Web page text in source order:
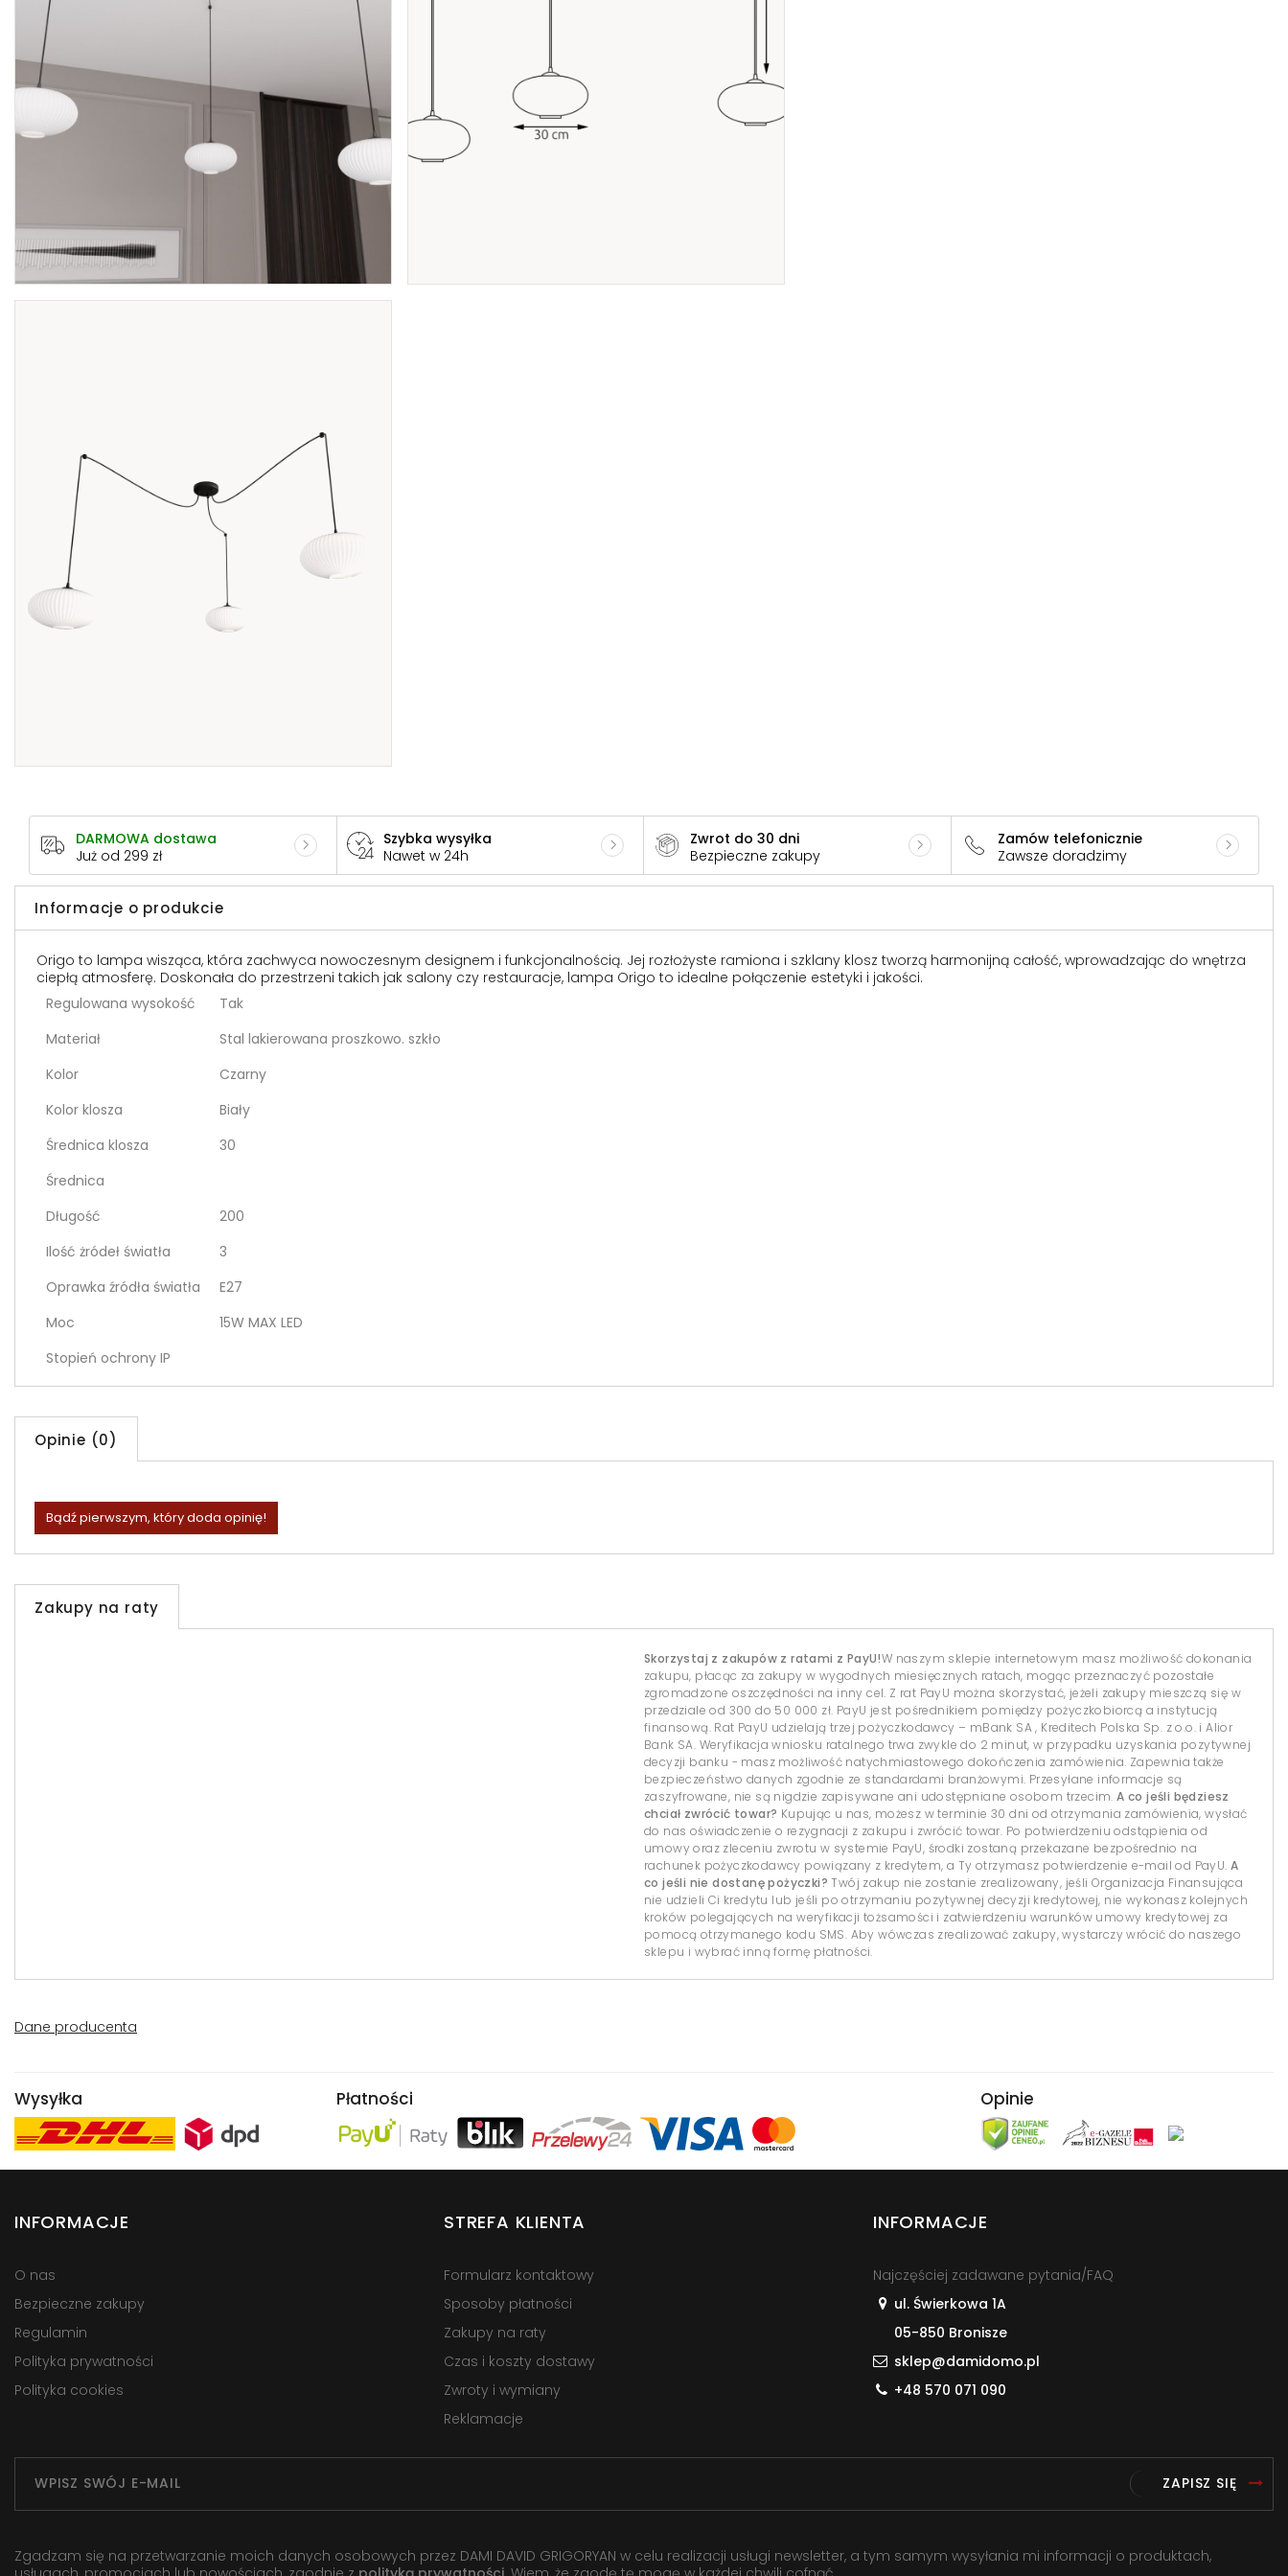
DARMOWA dostawa
Już od 299 zł
Szybka wysyłka
Nawet w 24h
Zwrot do 30 dni
Bezpieczne zakupy
Zamów telefonicznie
Zawsze doradzimy
Informacje o produkcie
Origo to lampa wisząca, która zachwyca nowoczesnym designem i funkcjonalnością. Jej rozłożyste ramiona i szklany klosz tworzą harmonijną całość, wprowadzając do wnętrza
ciepłą atmosferę. Doskonała do przestrzeni takich jak salony czy restauracje, lampa Origo to idealne połączenie estetyki i jakości.
Regulowana wysokość
Tak
Materiał
Stal lakierowana proszkowo. szkło
Kolor
Czarny
Kolor klosza
Biały
Średnica klosza
30
Średnica
Długość
200
Ilość żródeł światła
3
Oprawka źródła światła
E27
Moc
15W MAX LED
Stopień ochrony IP
Opinie (0)
Bądź pierwszym, który doda opinię!
Zakupy na raty
Skorzystaj z zakupów z ratami z PayU!W naszym sklepie internetowym masz możliwość dokonania
zakupu, płacąc za zakupy w wygodnych miesięcznych ratach, mogąc przeznaczyć pozostałe
zgromadzone oszczędności na inny cel. Z rat PayU można skorzystać, jeżeli zakupy mieszczą się w
przedziale od 300 do 50 000 zł. PayU jest pośrednikiem pomiędzy pożyczkobiorcą a instytucją
finansową. Rat PayU udzielają trzej pożyczkodawcy – mBank SA , Kreditech Polska Sp. z o.o. i Alior
Bank SA. Weryfikacja wniosku ratalnego trwa zwykle do 2 minut, w przypadku uzyskania pozytywnej
decyzji banku - masz możliwość natychmiastowego dokończenia zamówienia. Zapewnia także
bezpieczeństwo danych zgodnie ze standardami branżowymi. Przesyłane informacje są
zaszyfrowane, nie są nigdzie zapisywane ani udostępniane osobom trzecim. A co jeśli będziesz
chciał zwrócić towar? Kupując u nas, możesz w terminie 30 dni od otrzymania zamówienia, wysłać
do nas oświadczenie o rezygnacji z zakupu i zwrócić towar. Po potwierdzeniu odstąpienia od
umowy oraz zleceniu zwrotu w systemie PayU, środki zostaną przekazane bezpośrednio na
rachunek pożyczkodawcy powiązany z kredytem, a Ty otrzymasz potwierdzenie e-mail od PayU. A
co jeśli nie dostanę pożyczki? Twój zakup nie zostanie zrealizowany, jeśli Organizacja Finansująca
nie udzieli Ci kredytu lub jeśli po otrzymaniu pozytywnej decyzji kredytowej, nie wykonasz kolejnych
kroków polegających na weryfikacji tożsamości i zatwierdzeniu warunków umowy kredytowej za
pomocą otrzymanego kodu SMS. Aby wówczas zrealizować zakupy, wystarczy wrócić do naszego
sklepu i wybrać inną formę płatności.
Dane producenta
Wysyłka Płatności Opinie
INFORMACJE
O nas
Bezpieczne zakupy
Regulamin
Polityka prywatności
Polityka cookies
STREFA KLIENTA
Formularz kontaktowy
Sposoby płatności
Zakupy na raty
Czas i koszty dostawy
Zwroty i wymiany
Reklamacje
INFORMACJE
Najczęściej zadawane pytania/FAQ
ul. Świerkowa 1A
05-850 Bronisze
sklep@damidomo.pl
+48 570 071 090
ZAPISZ SIĘ
Zgadzam się na przetwarzanie moich danych osobowych przez DAMI DAVID GRIGORYAN w celu realizacji usługi newsletter, a tym samym wysyłania mi informacji o produktach,